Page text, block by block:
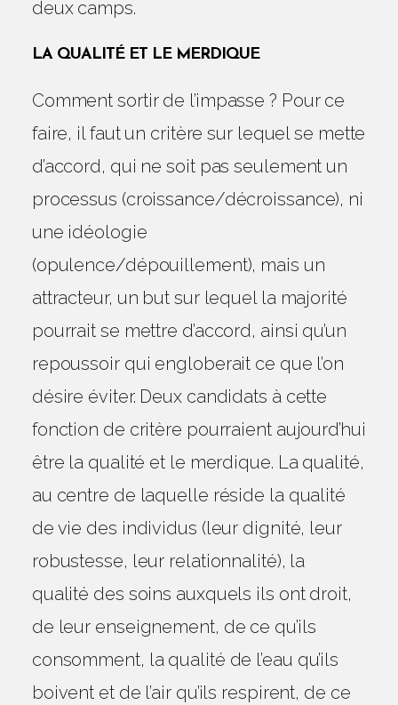
deux camps.
LA QUALITÉ ET LE MERDIQUE
Comment sortir de l’impasse ? Pour ce
faire, il faut un critère sur lequel se mette
d’accord, qui ne soit pas seulement un
processus (croissance/décroissance), ni
une idéologie
(opulence/dépouillement), mais un
attracteur, un but sur lequel la majorité
pourrait se mettre d’accord, ainsi qu’un
repoussoir qui engloberait ce que l’on
désire éviter. Deux candidats à cette
fonction de critère pourraient aujourd’hui
être la qualité et le merdique. La qualité,
au centre de laquelle réside la qualité
de vie des individus (leur dignité, leur
robustesse, leur relationnalité), la
qualité des soins auxquels ils ont droit,
de leur enseignement, de ce qu’ils
consomment, la qualité de l’eau qu’ils
boivent et de l’air qu’ils respirent, de ce